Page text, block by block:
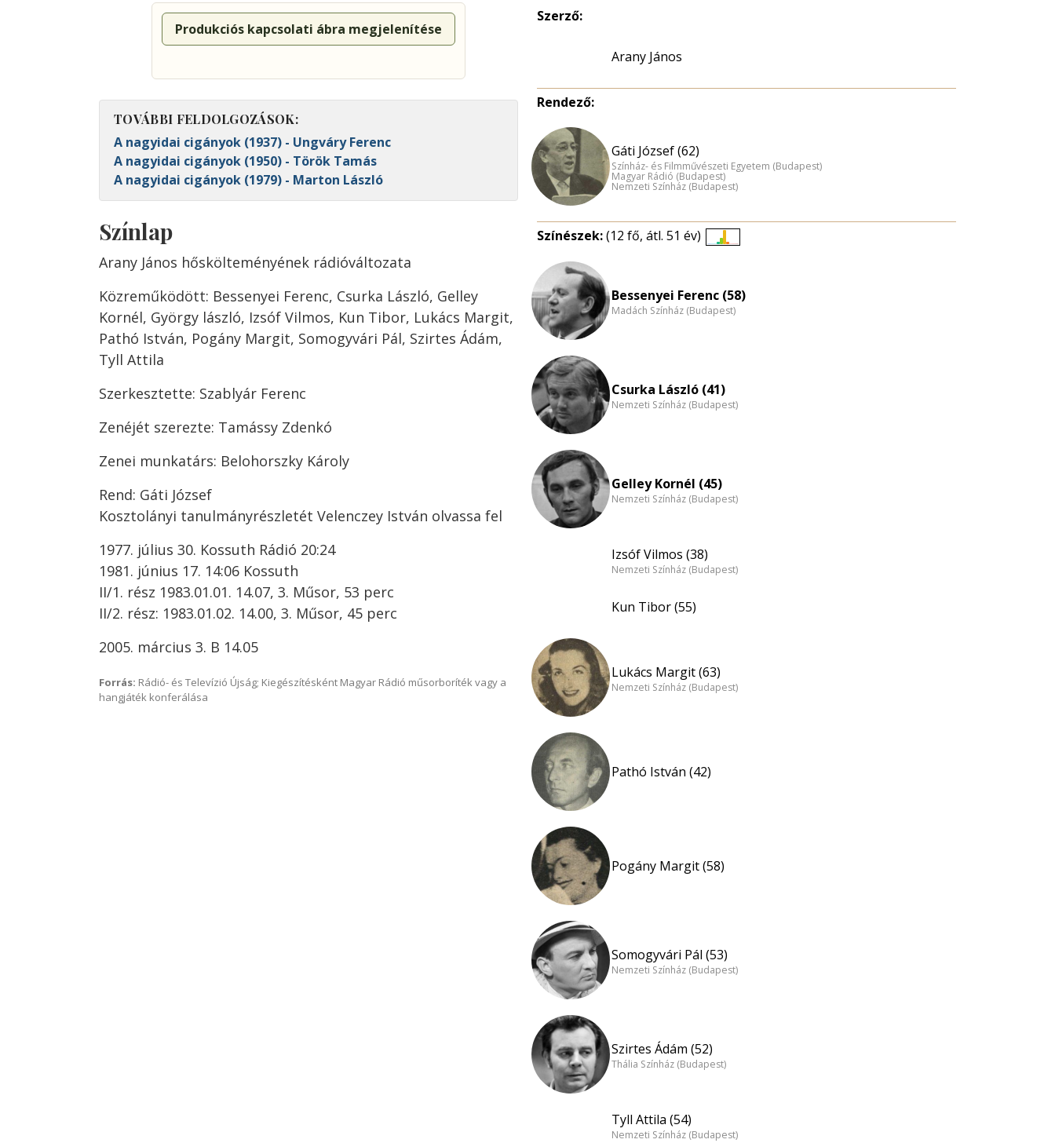
Produkciós kapcsolati ábra megjelenítése
TOVÁBBI FELDOLGOZÁSOK:
A nagyidai cigányok (1937) - Ungváry Ferenc
A nagyidai cigányok (1950) - Török Tamás
A nagyidai cigányok (1979) - Marton László
Színlap
Arany János hőskölteményének rádióváltozata
Közreműködött: Bessenyei Ferenc, Csurka László, Gelley
Kornél, György lászló, Izsóf Vilmos, Kun Tibor, Lukács Margit,
Pathó István, Pogány Margit, Somogyvári Pál, Szirtes Ádám,
Tyll Attila
Szerkesztette: Szablyár Ferenc
Zenéjét szerezte: Tamássy Zdenkó
Zenei munkatárs: Belohorszky Károly
Rend: Gáti József
Kosztolányi tanulmányrészletét Velenczey István olvassa fel
1977. július 30. Kossuth Rádió 20:24
1981. június 17. 14:06 Kossuth
II/1. rész 1983.01.01. 14.07, 3. Műsor, 53 perc
II/2. rész: 1983.01.02. 14.00, 3. Műsor, 45 perc
2005. március 3. B 14.05
Forrás: Rádió- és Televízió Újság; Kiegészítésként Magyar Rádió műsorboríték vagy a
hangjáték konferálása
Szerző:
Arany János
Rendező:
Gáti József (62)
Színház- és Filmművészeti Egyetem (Budapest)
Magyar Rádió (Budapest)
Nemzeti Színház (Budapest)
Színészek:(12 fő, átl. 51 év)
nagyítása
Bessenyei Ferenc (58)
Madách Színház (Budapest)
Csurka László (41)
Nemzeti Színház (Budapest)
Gelley Kornél (45)
Nemzeti Színház (Budapest)
Izsóf Vilmos (38)
Nemzeti Színház (Budapest)
Kun Tibor (55)
Lukács Margit (63)
Nemzeti Színház (Budapest)
Pathó István (42)
Pogány Margit (58)
Somogyvári Pál (53)
Nemzeti Színház (Budapest)
Szirtes Ádám (52)
Thália Színház (Budapest)
Tyll Attila (54)
Nemzeti Színház (Budapest)